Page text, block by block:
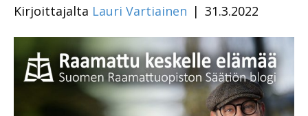
Kirjoittajalta Lauri Vartiainen | 31.3.2022